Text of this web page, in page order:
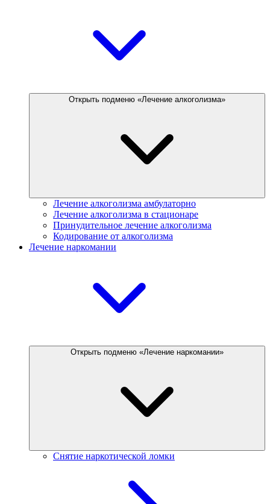
Открыть подменю «Лечение алкоголизма»
Лечение алкоголизма амбулаторно
Лечение алкоголизма в стационаре
Принудительное лечение алкоголизма
Кодирование от алкоголизма
Лечение наркомании
Открыть подменю «Лечение наркомании»
Снятие наркотической ломки